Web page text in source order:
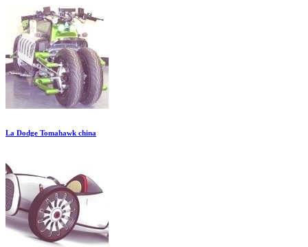
La Dodge Tomahawk china